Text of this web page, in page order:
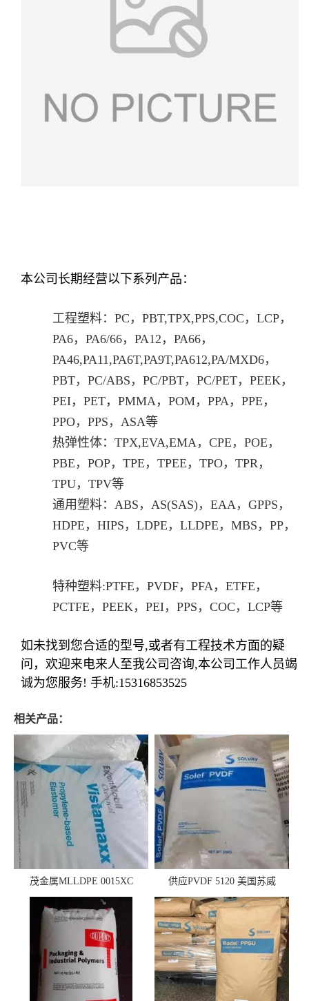
本公司长期经营以下系列产品：
工程塑料：PC，PBT,TPX,PPS,COC，LCP，
PA6，PA6/66，PA12，PA66，
PA46,PA11,PA6T,PA9T,PA612,PA/MXD6，
PBT，PC/ABS，PC/PBT，PC/PET，PEEK，
PEI，PET，PMMA，POM，PPA，PPE，
PPO，PPS，ASA等
热弹性体：TPX,EVA,EMA，CPE，POE，
PBE，POP，TPE，TPEE，TPO，TPR，
TPU，TPV等
通用塑料：ABS，AS(SAS)，EAA，GPPS，
HDPE，HIPS，LDPE，LLDPE，MBS，PP，
PVC等
特种塑料:PTFE，PVDF，PFA，ETFE，
PCTFE，PEEK，PEI，PPS，COC，LCP等
如未找到您合适的型号,或者有工程技术方面的疑
问，欢迎来电来人至我公司咨询,本公司工作人员竭
诚为您服务! 手机:15316853525
相关产品：
茂金属MLLDPE 0015XC
0019XC 现货
供应PVDF 5120 美国苏威